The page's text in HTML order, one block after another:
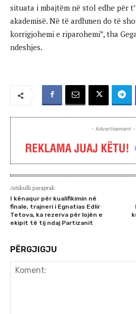
situata i mbajtëm në stol edhe për
akademisë. Në të ardhmen do të
korrigjohemi e riparohemi”, tha
ndeshjes.
- Advertisement -
Artikulli paraprak
I kënaqur për kualifikimin në
finale, trajneri i Egnatias Edlir
Tetova, ka rezerva për lojën e
ekipit të tij ndaj Partizanit
PËRGJIGJU